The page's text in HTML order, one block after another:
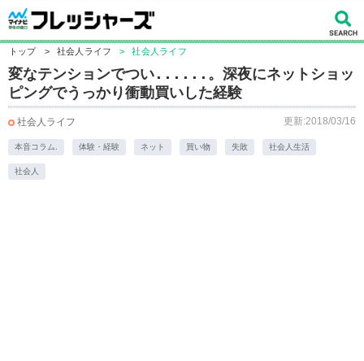
トップ > 社会人ライフ > 社会人ライフ
変なテンションでつい......。深夜にネットショッ
ピングでうっかり衝動買いした経験
社会人ライフ 更新:2018/03/16
本音コラム. 体験・経験 ネット 買い物 失敗 社会人生活
社会人